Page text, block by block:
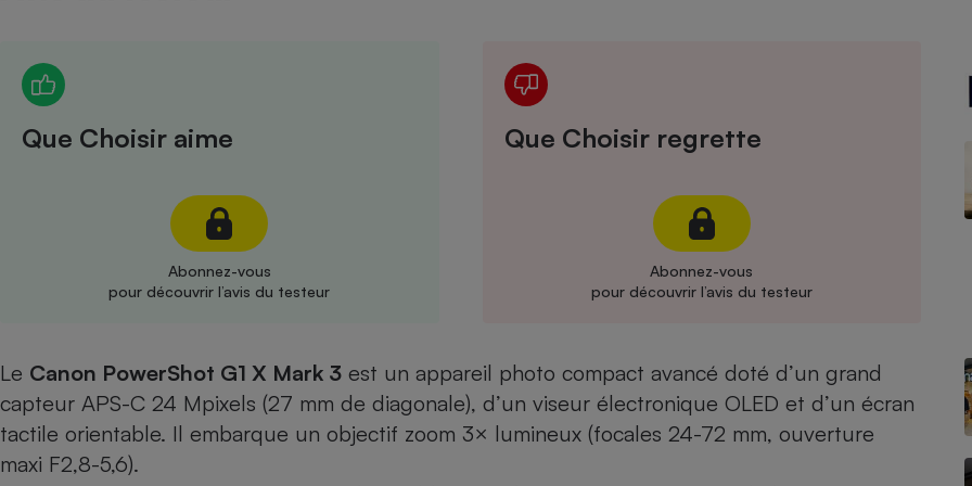
Que Choisir aime
Abonnez-vous
pour découvrir l’avis du testeur
Que Choisir regrette
Abonnez-vous
pour découvrir l’avis du testeur
Le Canon PowerShot G1 X Mark 3 est un appareil photo compact avancé doté d’un grand
capteur APS-C 24 Mpixels (27 mm de diagonale), d’un viseur électronique OLED et d’un écran
tactile orientable. Il embarque un objectif zoom 3× lumineux (focales 24-72 mm, ouverture
maxi F2,8-5,6).
Ventilateur
Lessive